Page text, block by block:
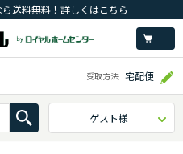
送料無料！詳しくはこちら
受取方法 宅配便
ゲスト様